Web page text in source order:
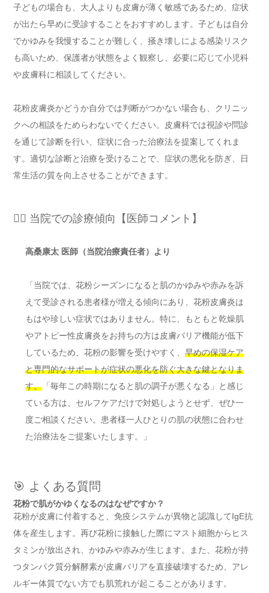
子どもの場合も、大人よりも皮膚が薄く敏感であるため、症状
が出たら早めに受診することをおすすめします。子どもは自分
でかゆみを我慢することが難しく、掻き壊しによる感染リスク
も高いため、保護者が状態をよく観察し、必要に応じて小児科
や皮膚科に相談してください。
花粉皮膚炎かどうか自分では判断がつかない場合も、クリニッ
クへの相談をためらわないでください。皮膚科では視診や問診
を通じて診断を行い、症状に合った治療法を提案してくれま
す。適切な診断と治療を受けることで、症状の悪化を防ぎ、日
常生活の質を向上させることができます。
👨‍⚕️ 当院での診療傾向【医師コメント】
高桑康太 医師（当院治療責任者）より
「当院では、花粉シーズンになると肌のかゆみや赤みを訴
えて受診される患者様が増える傾向にあり、花粉皮膚炎は
もはや珍しい症状ではありません。特に、もともと乾燥肌
やアトピー性皮膚炎をお持ちの方は皮膚バリア機能が低下
しているため、花粉の影響を受けやすく、 早めの保湿ケア
と専門的なサポートが症状の悪化を防ぐ大きな鍵となりま
す。 「毎年この時期になると肌の調子が悪くなる」と感じ
ている方は、セルフケアだけで対処しようとせず、ぜひ一
度ご相談ください。患者様一人ひとりの肌の状態に合わせ
た治療法をご提案いたします。」
🎯 よくある質問
花粉で肌がかゆくなるのはなぜですか？
花粉が皮膚に付着すると、免疫システムが異物と認識してIgE抗
体を産生します。再び花粉に接触した際にマスト細胞からヒス
タミンが放出され、かゆみや赤みが生じます。また、花粉が持
つタンパク質分解酵素が皮膚バリアを直接破壊するため、アレ
ルギー体質でない方でも肌荒れが起こることがあります。